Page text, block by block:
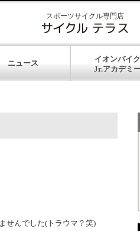
スポーツサイクル専門店
ニュース イオンバイク
せんでした(トラウマ？笑)